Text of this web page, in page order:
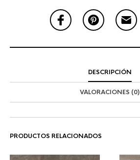
DESCRIPCIÓN
VALORACIONES (0)
PRODUCTOS RELACIONADOS